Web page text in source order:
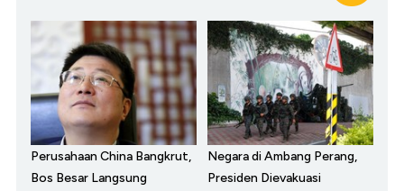
Perusahaan China Bangkrut,
Bos Besar Langsung
Negara di Ambang Perang,
Presiden Dievakuasi